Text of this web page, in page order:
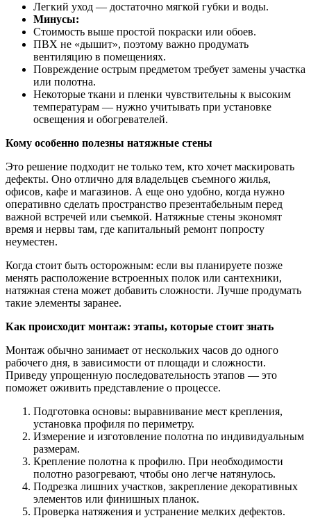
Легкий уход — достаточно мягкой губки и воды.
Минусы:
Стоимость выше простой покраски или обоев.
ПВХ не «дышит», поэтому важно продумать
вентиляцию в помещениях.
Повреждение острым предметом требует замены участка
или полотна.
Некоторые ткани и пленки чувствительны к высоким
температурам — нужно учитывать при установке
освещения и обогревателей.
Кому особенно полезны натяжные стены
Это решение подходит не только тем, кто хочет маскировать
дефекты. Оно отлично для владельцев съемного жилья,
офисов, кафе и магазинов. А еще оно удобно, когда нужно
оперативно сделать пространство презентабельным перед
важной встречей или съемкой. Натяжные стены экономят
время и нервы там, где капитальный ремонт попросту
неуместен.
Когда стоит быть осторожным: если вы планируете позже
менять расположение встроенных полок или сантехники,
натяжная стена может добавить сложности. Лучше продумать
такие элементы заранее.
Как происходит монтаж: этапы, которые стоит знать
Монтаж обычно занимает от нескольких часов до одного
рабочего дня, в зависимости от площади и сложности.
Приведу упрощенную последовательность этапов — это
поможет оживить представление о процессе.
Подготовка основы: выравнивание мест крепления,
установка профиля по периметру.
Измерение и изготовление полотна по индивидуальным
размерам.
Крепление полотна к профилю. При необходимости
полотно разогревают, чтобы оно легче натянулось.
Подрезка лишних участков, закрепление декоративных
элементов или финишных планок.
Проверка натяжения и устранение мелких дефектов.